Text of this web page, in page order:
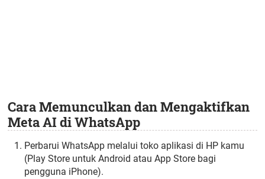
Cara Memunculkan dan Mengaktifkan
Meta AI di WhatsApp
Perbarui WhatsApp melalui toko aplikasi di HP kamu
(Play Store untuk Android atau App Store bagi
pengguna iPhone).